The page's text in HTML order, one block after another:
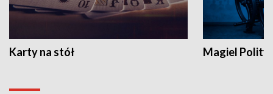
Karty na stół Magiel